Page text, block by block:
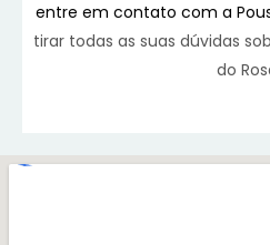
entre em contato com a
tirar todas as suas dúvidas
do